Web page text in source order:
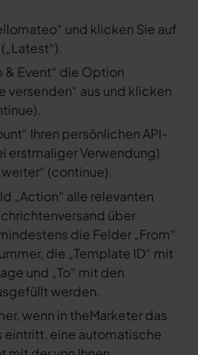
und klicken Sie auf
& Event“ die Option
versenden“ aus und klicken
Ihren persönlichen API-
erstmaliger Verwendung)
(continue).
„Action“ alle relevanten
über
die Felder „From“
die „Template ID“ mit
und „To“ mit den
werden.
wenn in theMarketer das
eintritt, eine automatische